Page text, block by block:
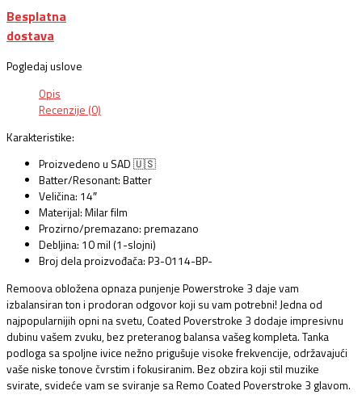
Besplatna
dostava
Pogledaj uslove
Opis
Recenzije (0)
Karakteristike:
Proizvedeno u SAD 🇺🇸
Batter/Resonant: Batter
Veličina: 14″
Materijal: Milar film
Prozirno/premazano: premazano
Debljina: 10 mil (1-slojni)
Broj dela proizvođača: P3-0114-BP-
Remoova obložena opnaza punjenje Powerstroke 3 daje vam
izbalansiran ton i prodoran odgovor koji su vam potrebni! Jedna od
najpopularnijih opni na svetu, Coated Poverstroke 3 dodaje impresivnu
dubinu vašem zvuku, bez preteranog balansa vašeg kompleta. Tanka
podloga sa spoljne ivice nežno prigušuje visoke frekvencije, održavajući
vaše niske tonove čvrstim i fokusiranim. Bez obzira koji stil muzike
svirate, svideće vam se sviranje sa Remo Coated Poverstroke 3 glavom.